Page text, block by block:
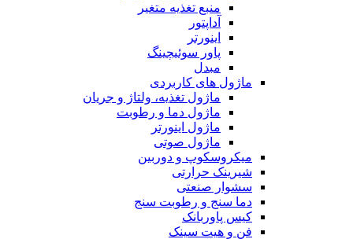
منبع تغذیه متغیر
آداپتور
اینورتر
پاور سوئیچینگ
مبدل
ماژول های کاربردی
ماژول تغذیه، ولتاژ و جریان
ماژول دما و رطوبت
ماژول اینورتر
ماژول صوتی
میکروسکوپ و دوربین
شیرینک حرارتی
سشوار صنعتی
دما سنج و رطوبت سنج
کیس پاوربانک
فن و هیت سینک